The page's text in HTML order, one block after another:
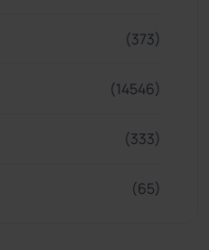
(373)
(14546)
(333)
(65)